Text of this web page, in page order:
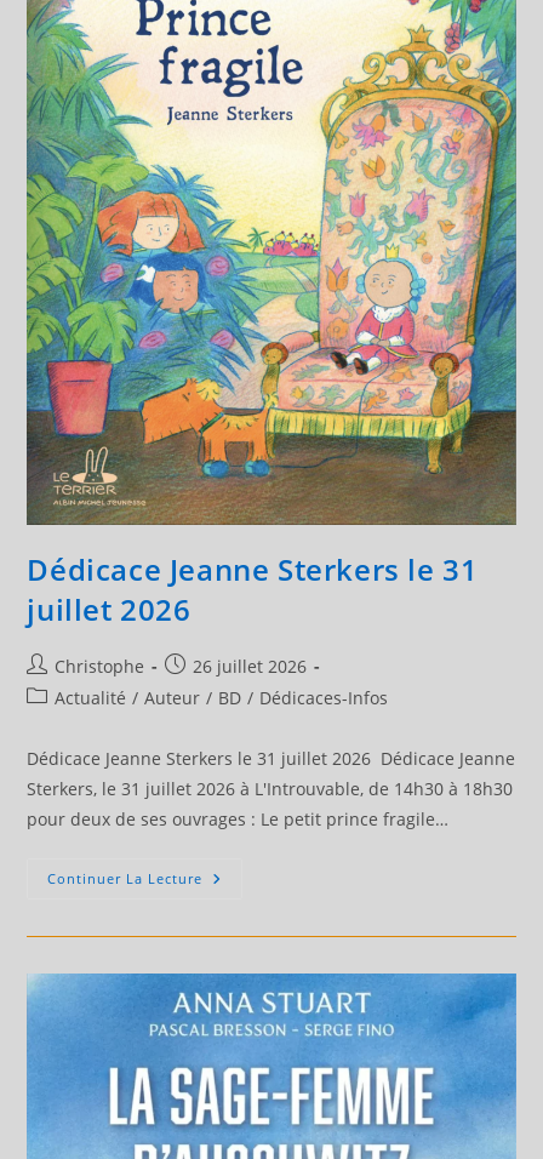
Dédicace Jeanne Sterkers le 31
juillet 2026
Auteur/autrice
de
Christophe
Publication
publiée :
26 juillet 2026
PostActualité / Auteur / BD / Dédicaces-Infos
Dédicace Jeanne Sterkers le 31 juillet 2026 Dédicace Jeanne
Sterkers, le 31 juillet 2026 à L'Introuvable, de 14h30 à 18h30
pour deux de ses ouvrages : Le petit prince fragile…
Continuer La Lecture Dédicace
2026